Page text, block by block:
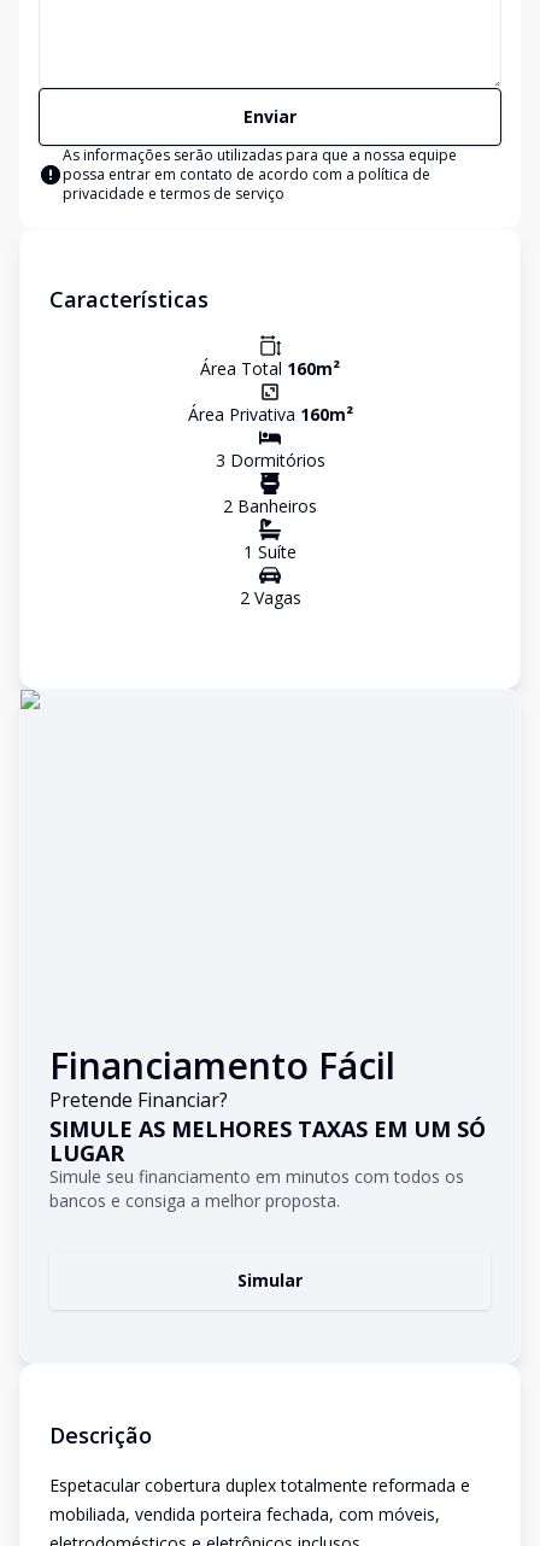
Enviar
As informações serão utilizadas para que a nossa equipe
possa entrar em contato de acordo com a política de
privacidade e termos de serviço
Características
Área Total 160m²
Área Privativa 160m²
3 Dormitórios
2 Banheiros
1 Suíte
2Vagas
Financiamento Fácil
Pretende Financiar?
SIMULE AS MELHORES TAXAS EM UM SÓ
LUGAR
Simule seu financiamento em minutos com todos os
bancos e consiga a melhor proposta.
Simular
Descrição
Espetacular cobertura duplex totalmente reformada e
mobiliada, vendida porteira fechada, com móveis,